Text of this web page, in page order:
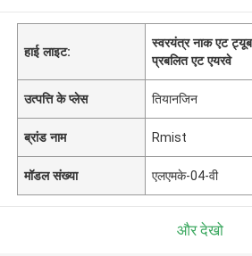
हाई लाइट:
स्वरयंत्र नाक एट ट्यूब
प्रबलित एट एयरवे
उत्पत्ति के प्लेस तियानजिन
ब्रांड नाम Rmist
मॉडल संख्या एलएमके-04-वी
और देखो